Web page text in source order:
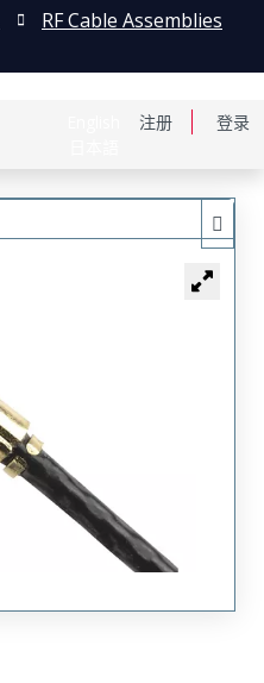
注册 登录
RF Cable Assemblies